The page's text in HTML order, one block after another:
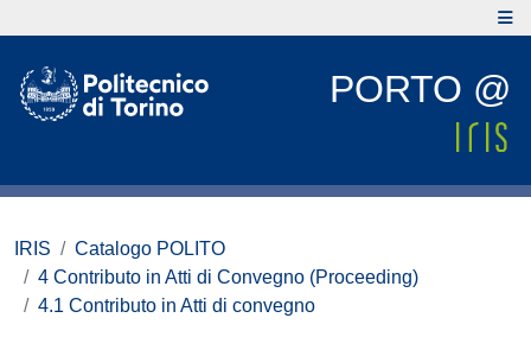
PORTO @
IRIS
Catalogo POLITO
4 Contributo in Atti di Convegno (Proceeding)
4.1 Contributo in Atti di convegno